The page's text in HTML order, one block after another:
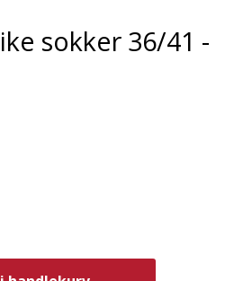
sokker 36/41 -